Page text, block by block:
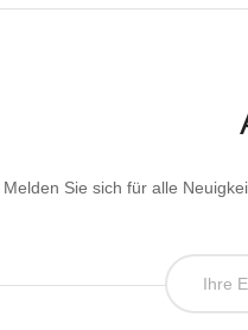
Melden Sie sich für alle